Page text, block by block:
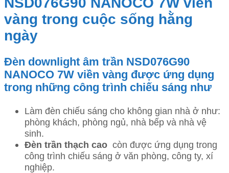
vàng trong cuộc sống hằng
ngày
Đèn downlight âm trần NSD076G90
NANOCO 7W viền vàng được ứng dụng
trong những công trình chiếu sáng như
Làm đèn chiếu sáng cho không gian nhà ở như:
phòng khách, phòng ngủ, nhà bếp và nhà vệ
sinh.
Đèn trần thạch cao còn được ứng dụng trong
công trình chiếu sáng ở văn phòng, công ty, xí
nghiệp.